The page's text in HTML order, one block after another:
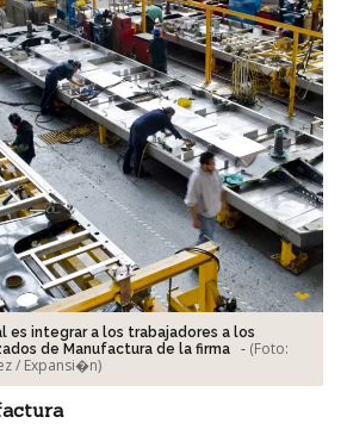
es integrar a los trabajadores a los
de Manufactura de la firma
- (Foto:
/ Expansi�n)